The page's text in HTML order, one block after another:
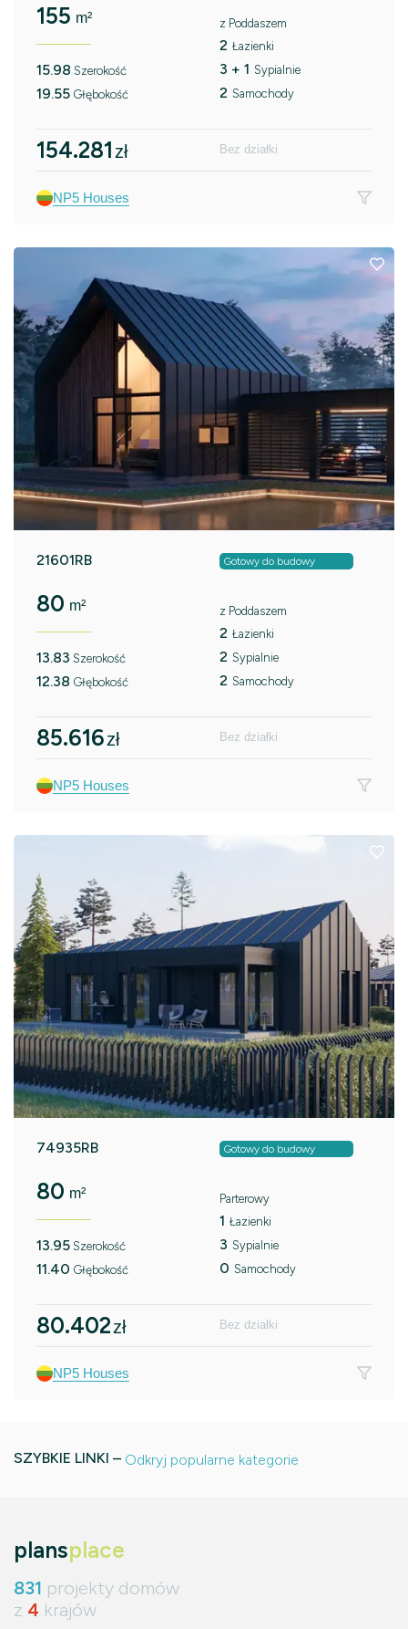
155 m²
15.98 Szerokość
19.55 Głębokość
z Poddaszem
2 Łazienki
3 + 1 Sypialnie
2 Samochody
154.281 zł Bez działki
NP5 Houses
21601RB Gotowy do budowy
80 m²
13.83 Szerokość
12.38 Głębokość
z Poddaszem
2 Łazienki
2 Sypialnie
2 Samochody
85.616zł Bez działki
NP5 Houses
74935RB Gotowy do budowy
80 m²
13.95 Szerokość
11.40 Głębokość
Parterowy
1 Łazienki
3 Sypialnie
0 Samochody
80.402zł Bez działki
NP5 Houses
SZYBKIE LINKI – Odkryj popularne kategorie
plansplace
831 projekty domów
z 4 krajów